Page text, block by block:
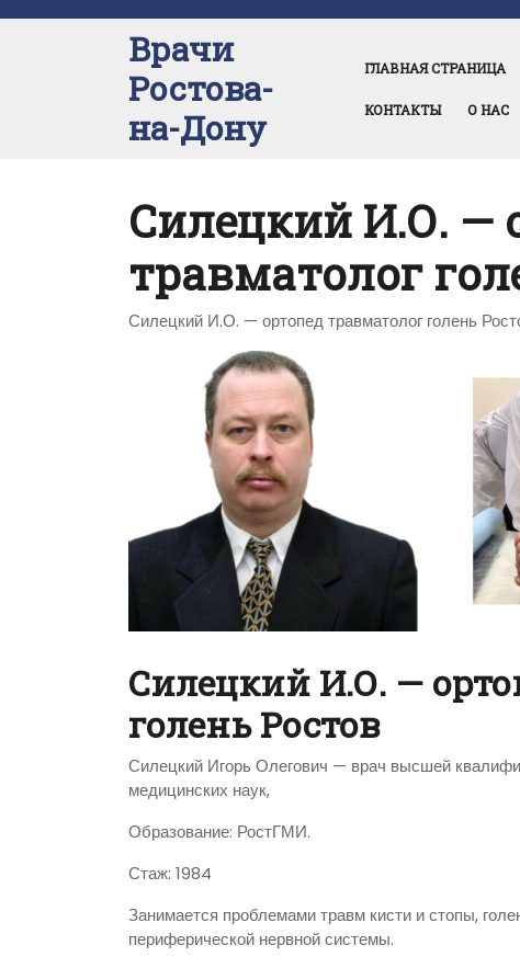
Врачи
Ростова-
на-Дону
ГЛАВНАЯ СТРАНИЦА
КОНТАКТЫ О НАС
Силецкий И.О. —
травматолог
Силецкий И.О. — ортопед травматолог голень
Силецкий И.О. —
голень Ростов
Силецкий Игорь Олегович — врач высшей
медицинских наук,
Образование: РостГМИ.
Стаж: 1984
Занимается проблемами травм кисти и стопы,
периферической нервной системы.